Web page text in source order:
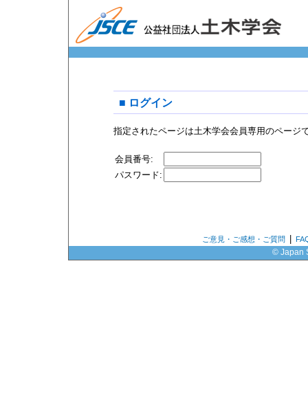
■ ログイン
指定されたページは土木学会会員専用のページ
会員番号:
パスワード:
ご意見・ご感想・ご質問
© Japan